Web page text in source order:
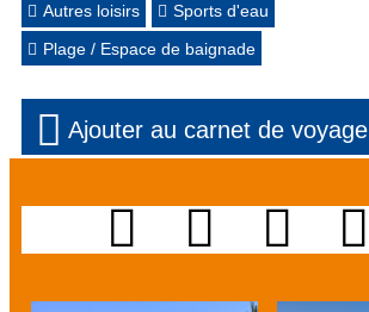
Autres loisirs
Sports d'eau
Plage / Espace de baignade
Ajouter au carnet de voyage